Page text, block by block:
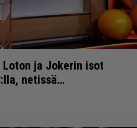
ja Jokerin isot
netissä…